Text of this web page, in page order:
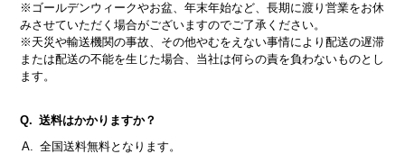
※ゴールデンウィークやお盆、年末年始など、長期に渡り営業をお休
みさせていただく場合がございますのでご了承ください。
※天災や輸送機関の事故、その他やむをえない事情により配送の遅滞
または配送の不能を生じた場合、当社は何らの責を負わないものとし
ます。
送料はかかりますか？
全国送料無料となります。